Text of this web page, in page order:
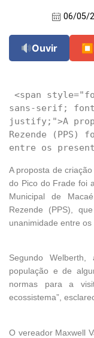
06/05/
Ouvir ⏹
sans-serif;
justify;">A
Rezende (PPS)
A proposta de
do Pico do Frade foi
Municipal de
Rezende (PPS),
unanimidade entre os
Segundo
população e de
normas para a
ecossistema”,
O vereador Maxwell